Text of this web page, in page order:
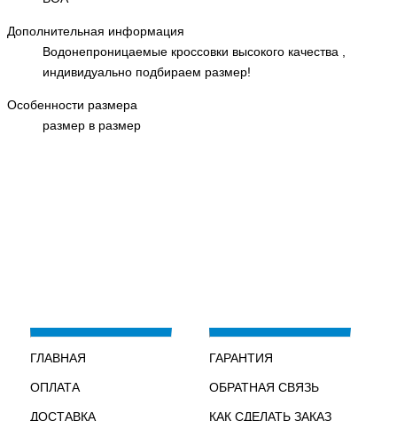
Дополнительная информация
Водонепроницаемые кроссовки высокого качества ,
индивидуально подбираем размер!
Особенности размера
размер в размер
ГЛАВНАЯ
ОПЛАТА
ДОСТАВКА
ГАРАНТИЯ
ОБРАТНАЯ СВЯЗЬ
КАК СДЕЛАТЬ ЗАКАЗ